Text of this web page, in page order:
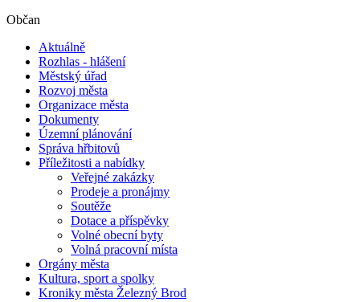
Občan
Aktuálně
Rozhlas - hlášení
Městský úřad
Rozvoj města
Organizace města
Dokumenty
Územní plánování
Správa hřbitovů
Příležitosti a nabídky
Veřejné zakázky
Prodeje a pronájmy
Soutěže
Dotace a příspěvky
Volné obecní byty
Volná pracovní místa
Orgány města
Kultura, sport a spolky
Kroniky města Železný Brod